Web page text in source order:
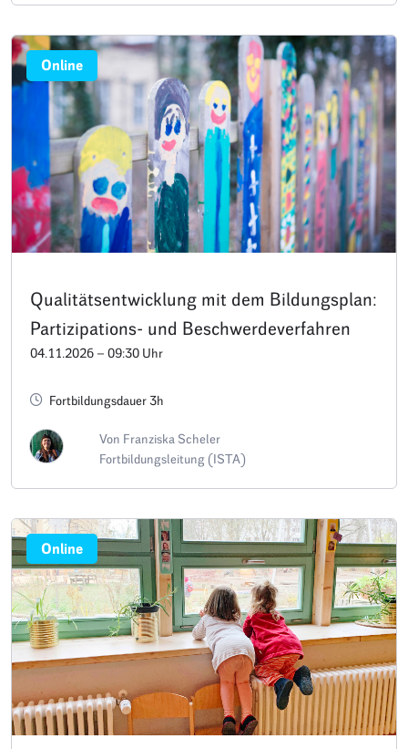
Online
Qualitätsentwicklung mit dem Bildungsplan:
Partizipations- und Beschwerdeverfahren
04.11.2026 – 09:30 Uhr
Fortbildungsdauer 3h
Von Franziska Scheler
Fortbildungsleitung (ISTA)
Online